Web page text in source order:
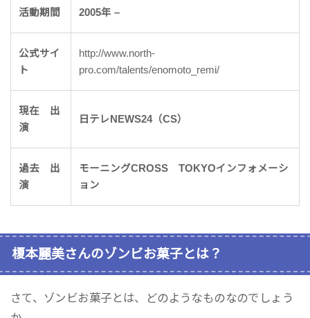
活動期間 2005年 –
公式サイ
ト
http://www.north-
pro.com/talents/enomoto_remi/
現在 出
演
日テレNEWS24（CS）
過去 出
演
モーニングCROSS TOKYOインフォメーシ
ョン
榎本麗美さんのゾンビお菓子とは？
さて、ゾンビお菓子とは、どのようなものなのでしょう